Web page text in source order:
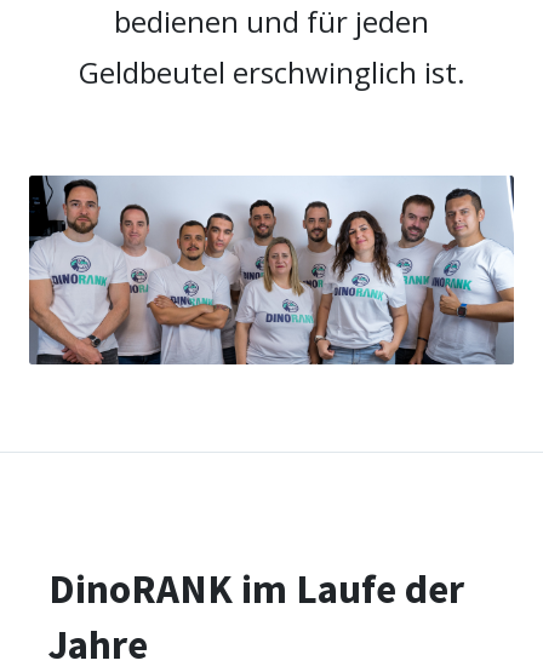
bedienen und für jeden
Geldbeutel erschwinglich ist.
DinoRANK im Laufe der
Jahre